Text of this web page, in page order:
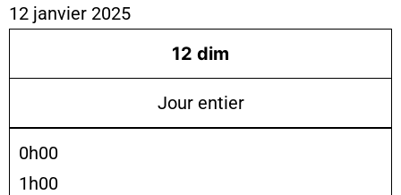
12 janvier 2025
12 dim
Jour entier
0h00
1h00